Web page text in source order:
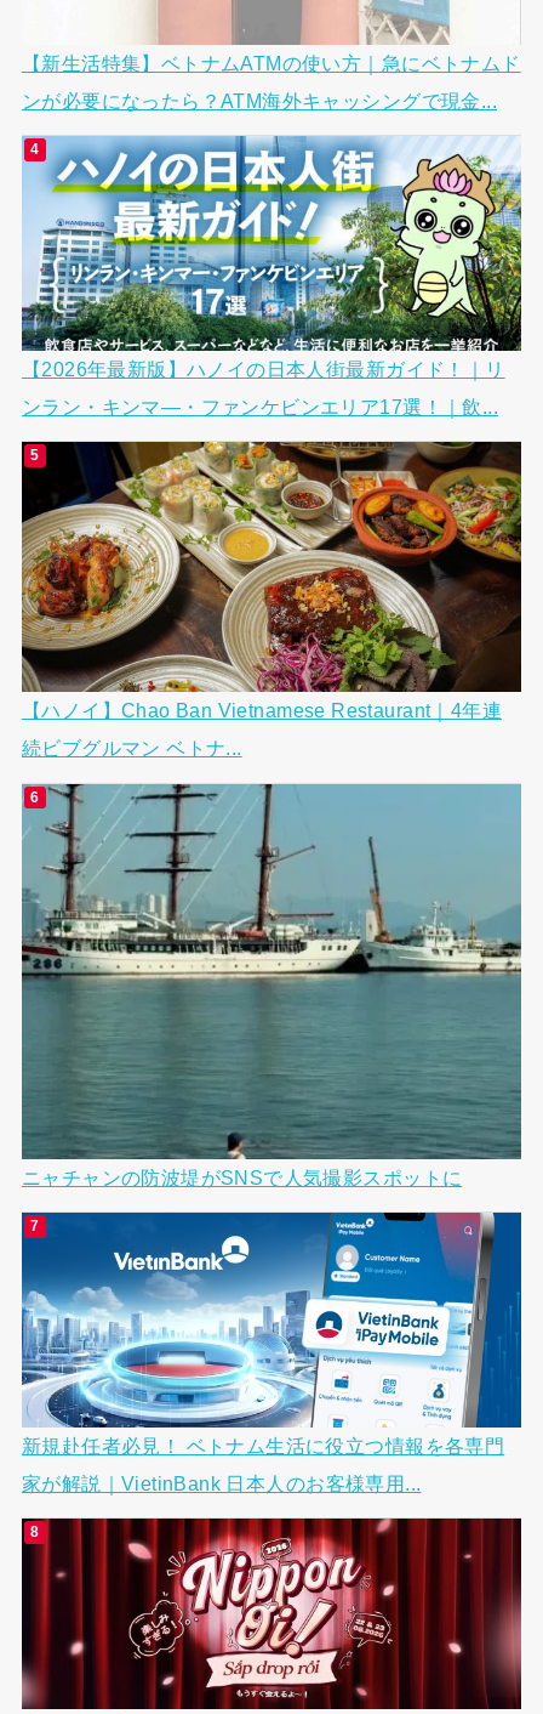
【新生活特集】ベトナムATMの使い方｜急にベトナムド
ンが必要になったら？ATM海外キャッシングで現金...
【2026年最新版】ハノイの日本人街最新ガイド！｜リ
ンラン・キンマ―・ファンケビンエリア17選！｜飲...
【ハノイ】Chao Ban Vietnamese Restaurant｜4年連
続ビブグルマン ベトナ...
ニャチャンの防波堤がSNSで人気撮影スポットに
新規赴任者必見！ ベトナム生活に役立つ情報を各専門
家が解説｜VietinBank 日本人のお客様専用...